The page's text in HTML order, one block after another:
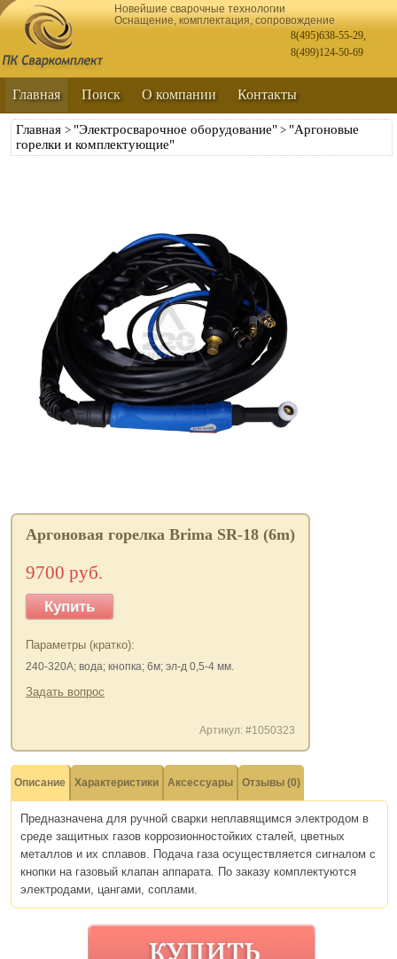
Новейшие сварочные технологии
Оснащение, комплектация, сопровождение
8(495)638-55-29,
8(499)124-50-69
Главная Поиск О компании Контакты
Главная > "Электросварочное оборудование" > "Аргоновые
горелки и комплектующие"
Аргоновая горелка Brima SR-18 (6m)
9700 руб.
Купить
Параметры (кратко):
240-320А; вода; кнопка; 6м; эл-д 0,5-4 мм.
Задать вопрос
Артикул: #1050323
Описание Характеристики Аксессуары Отзывы (0)
Предназначена для ручной сварки неплавящимся электродом в
среде защитных газов коррозионностойких сталей, цветных
металлов и их сплавов. Подача газа осуществляется сигналом с
кнопки на газовый клапан аппарата. По заказу комплектуются
электродами, цангами, соплами.